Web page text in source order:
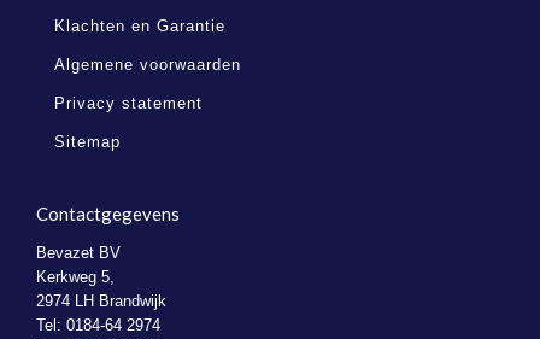
Klachten en Garantie
Algemene voorwaarden
Privacy statement
Sitemap
Contactgegevens
Bevazet BV
Kerkweg 5,
2974 LH Brandwijk
Tel: 0184-64 2974